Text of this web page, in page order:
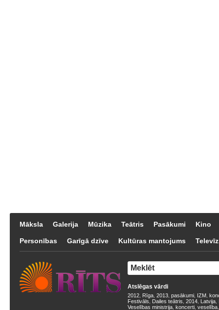
Māksla Galerija Mūzika Teātris Pasākumi Kino
Personības Garīgā dzīve Kultūras mantojums
Atslēgas vārdi
2012 Rīga 2013 pasākumi IZM
Festivāls
Dailes teātris 2014 Latvija
Veselības ministrija koncerti veselība